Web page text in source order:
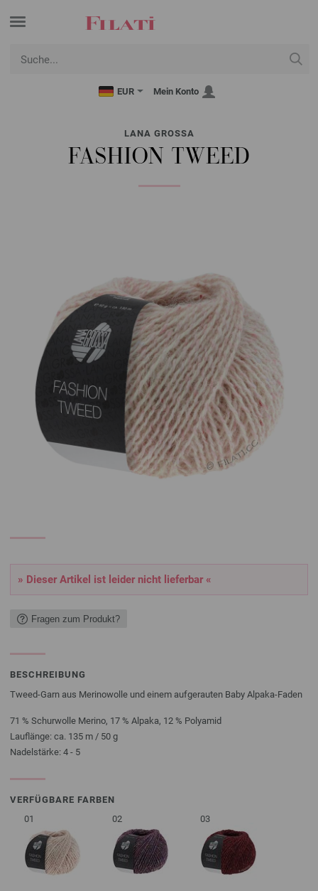
EUR Mein Konto
LANA GROSSA
FASHION TWEED
» Dieser Artikel ist leider nicht lieferbar «
Fragen zum Produkt?
BESCHREIBUNG
Tweed-Garn aus Merinowolle und einem aufgerauten Baby Alpaka-Faden
71 % Schurwolle Merino, 17 % Alpaka, 12 % Polyamid
Lauflänge: ca. 135 m / 50 g
Nadelstärke: 4 - 5
VERFÜGBARE FARBEN
01
02 03